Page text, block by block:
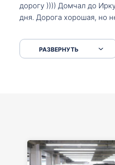
дорогу )))) Домчал до
дня. Дорога хорошая, но
серпантинах по пути
РАЗВЕРНУТЬ